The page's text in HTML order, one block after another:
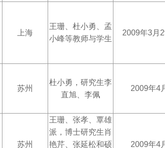
上海
王珊、杜小勇、孟
小峰等教师与学生
2009年3月
苏州
杜小勇，研究生李
直旭、李佩
2009年4
苏州
王珊、张孝、覃雄
派，博士研究生肖
艳芹、张延松和硕
2009年4